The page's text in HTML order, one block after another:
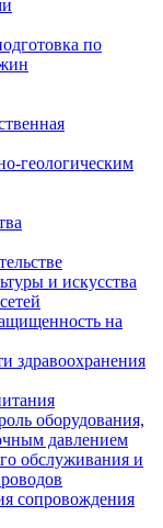
по
геологическим
и искусства
на
здравоохранения
оборудования,
давлением
обслуживания и
сопровождения